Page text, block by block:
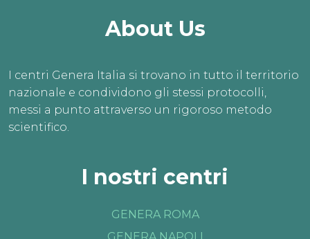
About Us
I centri Genera Italia si trovano in tutto il territorio
nazionale e condividono gli stessi protocolli,
messi a punto attraverso un rigoroso metodo
scientifico.
I nostri centri
GENERA ROMA